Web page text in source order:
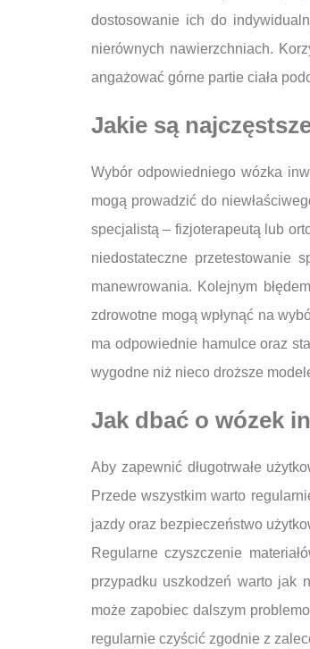
dostosowanie ich do
nierównych nawierzchniach.
angażować górne partie ciała
Jakie są
Wybór odpowiedniego wózka
mogą prowadzić do
specjalistą – fizjoterapeutą lub
niedostateczne przetestowanie
manewrowania. Kolejnym
zdrowotne mogą wpłynąć na
ma odpowiednie hamulce oraz
wygodne niż nieco droższe
Jak dbać o wózek
Aby zapewnić długotrwałe
Przede wszystkim warto
jazdy oraz bezpieczeństwo
Regularne czyszczenie
przypadku uszkodzeń warto jak
może zapobiec dalszym
regularnie czyścić zgodnie z